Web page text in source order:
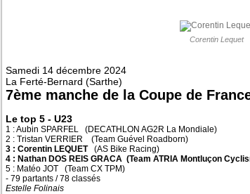
Corentin Lequet
Samedi 14 décembre 2024
La Ferté-Bernard (Sarthe)
7ème manche de la Coupe de
Le top 5 - U23
1 : Aubin SPARFEL (DECATHLON AG2R La Mondiale)
2 : Tristan VERRIER (Team Guével Roadborn)
3 : Corentin LEQUET (AS Bike Racing)
4 : Nathan DOS REIS GRACA (Team ATRIA Montluçon
5 : Matéo JOT (Team CX TPM)
- 79 partants / 78 classés
Estelle Folinais